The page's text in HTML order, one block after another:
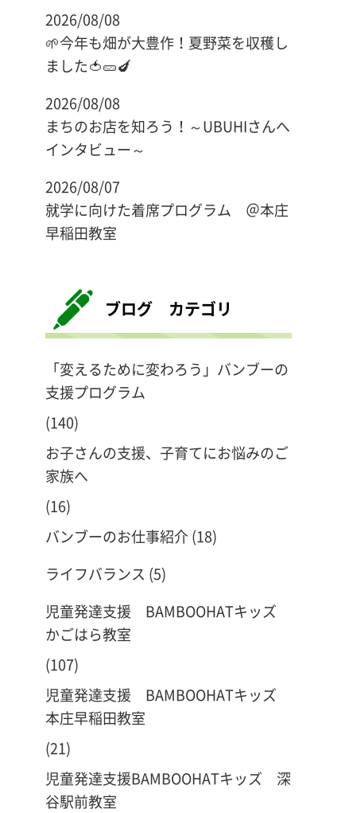
2026/08/08
🌱今年も畑が大豊作！夏野菜を収穫し
ました🍅🥒🍆
2026/08/08
まちのお店を知ろう！～UBUHIさんへ
インタビュー～
2026/08/07
就学に向けた着席プログラム ＠本庄
早稲田教室
ブログ カテゴリ
「変えるために変わろう」バンブーの
支援プログラム
(140)
お子さんの支援、子育てにお悩みのご
家族へ
(16)
バンブーのお仕事紹介(18)
ライフバランス (5)
児童発達支援 BAMBOOHATキッズ
かごはら教室
(107)
児童発達支援 BAMBOOHATキッズ
本庄早稲田教室
(21)
児童発達支援BAMBOOHATキッズ 深
谷駅前教室